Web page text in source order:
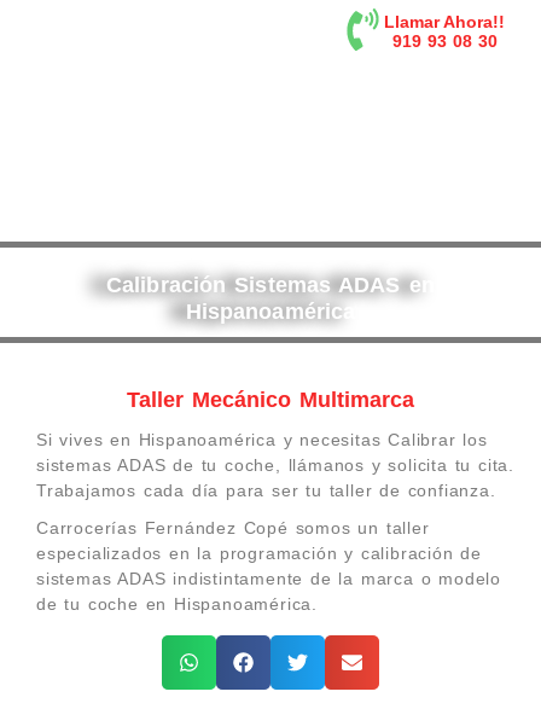
Llamar Ahora!!
919 93 08 30
Calibración Sistemas ADAS en
Hispanoamérica
Taller Mecánico Multimarca
Si vives en Hispanoamérica y necesitas Calibrar los
sistemas ADAS de tu coche, llámanos y solicita tu cita.
Trabajamos cada día para ser tu taller de confianza.
Carrocerías Fernández Copé somos un taller
especializados en la programación y calibración de
sistemas ADAS indistintamente de la marca o modelo
de tu coche en Hispanoamérica.